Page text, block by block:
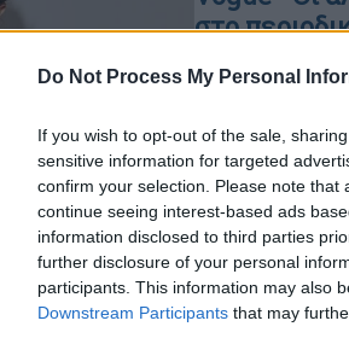
Do Not Process My Personal
If you wish to opt-out of the sale,
sensitive information for targeted
confirm your selection. Please note
continue seeing interest-based ads
information disclosed to third parties
further disclosure of your personal
participants. This information may also
Downstream Participants that may
στο
Η Vogue
με το κύρος
στο τιμόνι
ξέρει καλά
στο